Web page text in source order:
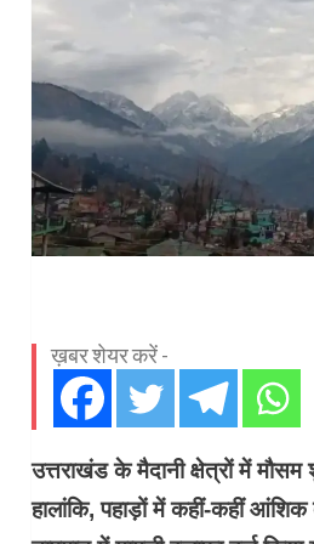
ख़बर शेयर करें -
उत्तराखंड के मैदानी क्षेत्रों में
हालांकि, पहाड़ों में कहीं-कहीं